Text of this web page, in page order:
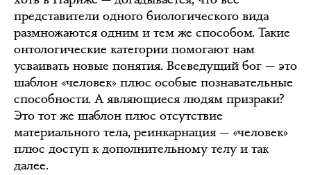
представители одного биологического вида
размножаются одним и тем же способом. Такие
онтологические категории помогают нам
усваивать новые понятия. Всеведущий бог — это
шаблон «человек» плюс особые познавательные
способности. А являющиеся людям призраки?
Это тот же шаблон плюс отсутствие
материального тела, реинкарнация — «человек»
плюс доступ к дополнительному телу и так
далее.